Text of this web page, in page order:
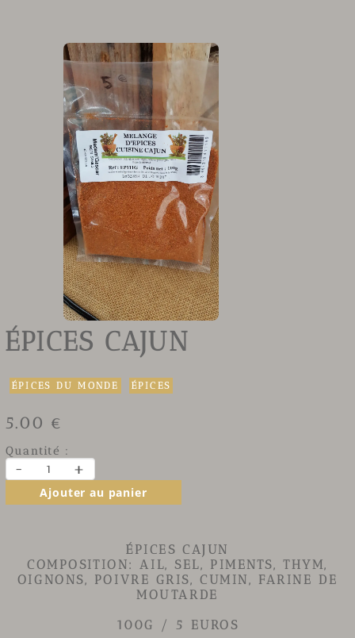
ÉPICES CAJUN
ÉPICES DU MONDE ÉPICES
5.00 €
Quantité :
- +
Ajouter au panier
ÉPICES CAJUN
COMPOSITION: AIL, SEL, PIMENTS, THYM,
OIGNONS, POIVRE GRIS, CUMIN, FARINE DE
MOUTARDE
100G / 5 EUROS